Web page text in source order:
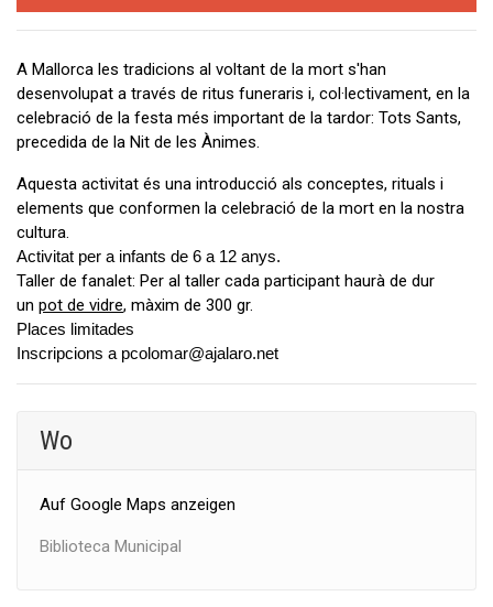
A Mallorca les tradicions al voltant de la mort s'han
desenvolupat a través de ritus funeraris i, col·lectivament, en la
celebració de la festa més important de la tardor: Tots Sants,
precedida de la Nit de les Ànimes.
Aquesta activitat és una introducció als conceptes, rituals i
elements que conformen la celebració de la mort en la nostra
cultura.
Activitat per a infants de 6 a 12 anys.
Taller de fanalet: Per al taller cada participant haurà de dur
un pot de vidre, màxim de 300 gr.
Places limitades
Inscripcions a pcolomar@ajalaro.net
Wo
Auf Google Maps anzeigen
Biblioteca Municipal